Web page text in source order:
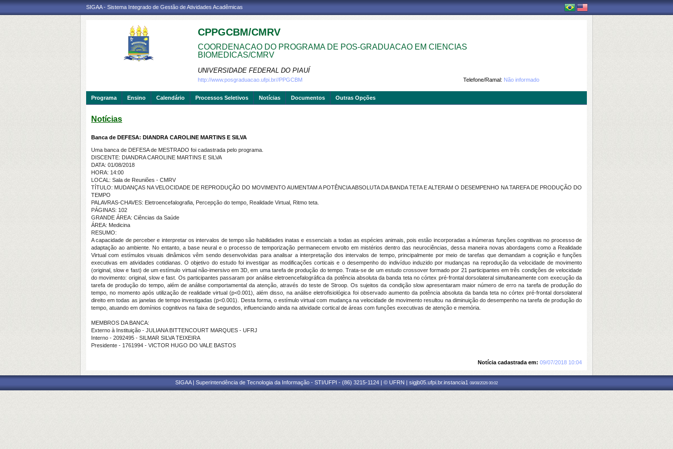
SIGAA - Sistema Integrado de Gestão de Atividades Acadêmicas
CPPGCBM/CMRV
COORDENACAO DO PROGRAMA DE POS-GRADUACAO EM CIENCIAS
BIOMEDICAS/CMRV
UNIVERSIDADE FEDERAL DO PIAUÍ
Telefone/Ramal: Não informado
http://www.posgraduacao.ufpi.br//PPGCBM
Programa Ensino Calendário Processos Seletivos Notícias Documentos Outras Opções
Notícias
Banca de DEFESA: DIANDRA CAROLINE MARTINS E SILVA
Uma banca de DEFESA de MESTRADO foi cadastrada pelo programa.
DISCENTE: DIANDRA CAROLINE MARTINS E SILVA
DATA: 01/08/2018
HORA: 14:00
LOCAL: Sala de Reuniões - CMRV
TÍTULO: MUDANÇAS NA VELOCIDADE DE REPRODUÇÃO DO MOVIMENTO AUMENTAM A POTÊNCIA ABSOLUTA DA BANDA TETA E ALTERAM O DESEMPENHO NA TAREFA DE PRODUÇÃO DO
TEMPO
PALAVRAS-CHAVES: Eletroencefalografia, Percepção do tempo, Realidade Virtual, Ritmo teta.
PÁGINAS: 102
GRANDE ÁREA: Ciências da Saúde
ÁREA: Medicina
RESUMO:
A capacidade de perceber e interpretar os intervalos de tempo são habilidades inatas e essenciais a todas as espécies animais, pois estão incorporadas a inúmeras funções cognitivas no processo de
adaptação ao ambiente. No entanto, a base neural e o processo de temporização permanecem envolto em mistérios dentro das neurociências, dessa maneira novas abordagens como a Realidade
Virtual com estímulos visuais dinâmicos vêm sendo desenvolvidas para analisar a interpretação dos intervalos de tempo, principalmente por meio de tarefas que demandam a cognição e funções
executivas em atividades cotidianas. O objetivo do estudo foi investigar as modificações corticais e o desempenho do indivíduo induzido por mudanças na reprodução da velocidade de movimento
(original, slow e fast) de um estímulo virtual não-imersivo em 3D, em uma tarefa de produção do tempo. Trata-se de um estudo crossover formado por 21 participantes em três condições de velocidade
do movimento: original, slow e fast. Os participantes passaram por análise eletroencefalográfica da potência absoluta da banda teta no córtex pré-frontal dorsolateral simultaneamente com execução da
tarefa de produção do tempo, além de análise comportamental da atenção, através do teste de Stroop. Os sujeitos da condição slow apresentaram maior número de erro na tarefa de produção do
tempo, no momento após utilização de realidade virtual (p<0.001), além disso, na análise eletrofisiológica foi observado aumento da potência absoluta da banda teta no córtex pré-frontal dorsolateral
direito em todas as janelas de tempo investigadas (p<0.001). Desta forma, o estímulo virtual com mudança na velocidade de movimento resultou na diminuição do desempenho na tarefa de produção do
tempo, atuando em domínios cognitivos na faixa de segundos, influenciando ainda na atividade cortical de áreas com funções executivas de atenção e memória.
MEMBROS DA BANCA:
Externo à Instituição - JULIANA BITTENCOURT MARQUES - UFRJ
Interno - 2092495 - SILMAR SILVA TEIXEIRA
Presidente - 1761994 - VICTOR HUGO DO VALE BASTOS
Notícia cadastrada em: 09/07/2018 10:04
SIGAA | Superintendência de Tecnologia da Informação - STI/UFPI - (86) 3215-1124 | © UFRN | sigjb05.ufpi.br.instancia1 08/08/2026 00:02